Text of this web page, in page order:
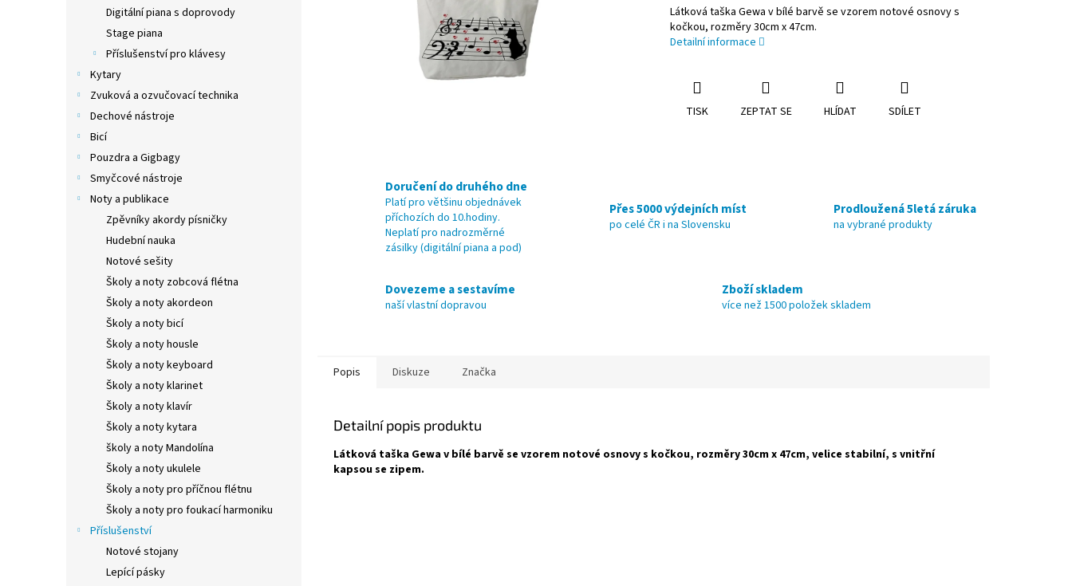
Digitální piana s doprovody
Stage piana
Příslušenství pro klávesy
Kytary
Zvuková a ozvučovací technika
Dechové nástroje
Bicí
Pouzdra a Gigbagy
Smyčcové nástroje
Noty a publikace
Zpěvníky akordy písničky
Hudební nauka
Notové sešity
Školy a noty zobcová flétna
Školy a noty akordeon
Školy a noty bicí
Školy a noty housle
Školy a noty keyboard
Školy a noty klarinet
Školy a noty klavír
Školy a noty kytara
školy a noty Mandolína
Školy a noty ukulele
Školy a noty pro příčnou flétnu
Školy a noty pro foukací harmoniku
Příslušenství
Notové stojany
Lepící pásky
Látková taška Gewa v bílé barvě se vzorem notové osnovy s
kočkou, rozměry 30cm x 47cm.
Detailní informace
TISK ZEPTAT SE HLÍDAT SDÍLET
Doručení do druhého dne
Platí pro většinu objednávek
příchozích do 10.hodiny.
Neplatí pro nadrozměrné
zásilky (digitální piana a pod)
Přes 5000 výdejních míst
po celé ČR i na Slovensku
Prodloužená 5letá záruka
na vybrané produkty
Dovezeme a sestavíme
naší vlastní dopravou
Zboží skladem
více než 1500 položek skladem
Popis Diskuze Značka
Detailní popis produktu
Látková taška Gewa v bílé barvě se vzorem notové osnovy s kočkou, rozměry 30cm x 47cm, velice stabilní, s vnitřní
kapsou se zipem.